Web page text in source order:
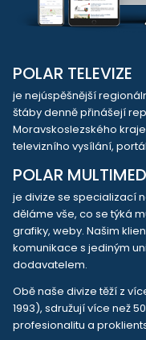
POLAR TELEVIZE
je nejúspěšnější
štáby denně přinášejí
Moravskoslezského
televizního vysílání,
POLAR
je divize se specializací
děláme vše, co se týká
grafiky, weby. Našim
komunikace s jediným
dodavatelem.
Obě naše divize těží z
1993), sdružují více než
profesionalitu a